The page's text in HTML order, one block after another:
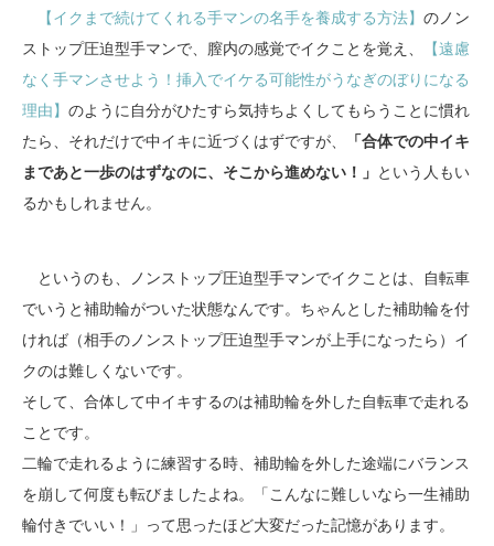
【イクまで続けてくれる手マンの名手を養成する方法】 のノン
ストップ圧迫型手マンで、膣内の感覚でイクことを覚え、
【遠慮
なく手マンさせよう！挿入でイケる可能性がうなぎのぼりになる
理由】 のように自分がひたすら気持ちよくしてもらうことに慣れ
たら、それだけで中イキに近づくはずですが、
「合体での中イキ
まであと一歩のはずなのに、そこから進めない！」 という人もい
るかもしれません。
というのも、ノンストップ圧迫型手マンでイクことは、自転車
でいうと補助輪がついた状態なんです。ちゃんとした補助輪を付
ければ（相手のノンストップ圧迫型手マンが上手になったら）イ
クのは難しくないです。
そして、合体して中イキするのは補助輪を外した自転車で走れる
ことです。
二輪で走れるように練習する時、補助輪を外した途端にバランス
を崩して何度も転びましたよね。「こんなに難しいなら一生補助
輪付きでいい！」って思ったほど大変だった記憶があります。